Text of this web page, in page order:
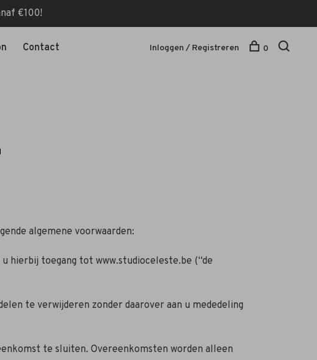
€100!
Contact Inloggen / Registreren 0
algemene voorwaarden:
hierbij toegang tot www.studioceleste.be (“de
te verwijderen zonder daarover aan u mededeling
te sluiten. Overeenkomsten worden alleen